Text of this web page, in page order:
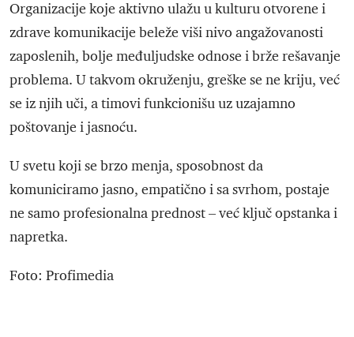
Organizacije koje aktivno ulažu u kulturu otvorene i
zdrave komunikacije beleže viši nivo angažovanosti
zaposlenih, bolje međuljudske odnose i brže rešavanje
problema. U takvom okruženju, greške se ne kriju, već
se iz njih uči, a timovi funkcionišu uz uzajamno
poštovanje i jasnoću.
U svetu koji se brzo menja, sposobnost da
komuniciramo jasno, empatično i sa svrhom, postaje
ne samo profesionalna prednost – već ključ opstanka i
napretka.
Foto: Profimedia